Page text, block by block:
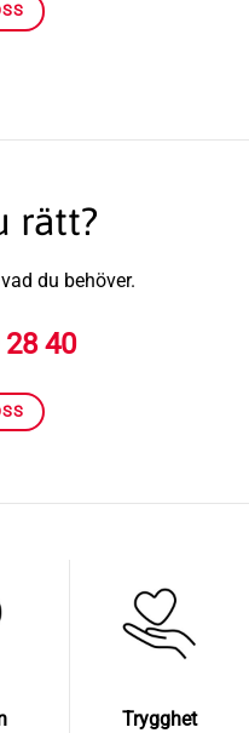
rätt?
du behöver.
40
Trygghet